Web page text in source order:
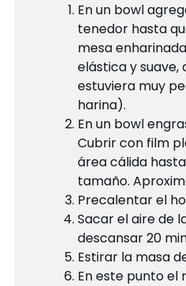
En un bowl
tenedor hasta
mesa
elástica y suave,
estuviera muy
harina).
En un bowl
Cubrir con film
área cálida
tamaño.
Precalentar el
Sacar el aire de
descansar 20
Estirar la masa
En este punto el